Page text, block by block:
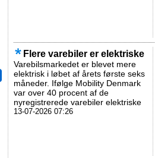
Flere varebiler er elektriske
Varebilsmarkedet er blevet mere
elektrisk i løbet af årets første seks
måneder. Ifølge Mobility Denmark
var over 40 procent af de
nyregistrerede varebiler elektriske
13-07-2026 07:26